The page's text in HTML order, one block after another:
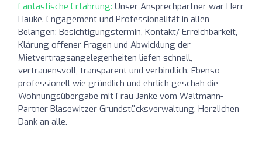
Fantastische Erfahrung: Unser Ansprechpartner war Herr
Hauke. Engagement und Professionalität in allen
Belangen: Besichtigungstermin, Kontakt/ Erreichbarkeit,
Klärung offener Fragen und Abwicklung der
Mietvertragsangelegenheiten liefen schnell,
vertrauensvoll, transparent und verbindlich. Ebenso
professionell wie gründlich und ehrlich geschah die
Wohnungsübergabe mit Frau Janke vom Waltmann-
Partner Blasewitzer Grundstücksverwaltung. Herzlichen
Dank an alle.